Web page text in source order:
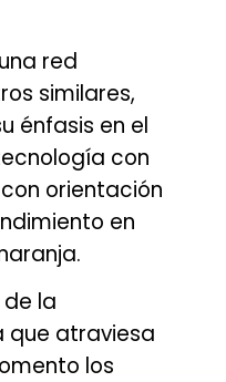
red
similares,
énfasis en el
con
orientación
en
la
que atraviesa
los